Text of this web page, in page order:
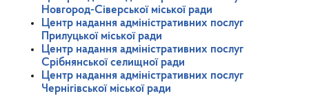
Новгород-Сіверської міської ради
Центр надання адміністративних послуг
Прилуцької міської ради
Центр надання адміністративних послуг
Срібнянської селищної ради
Центр надання адміністративних послуг
Чернігівської міської ради